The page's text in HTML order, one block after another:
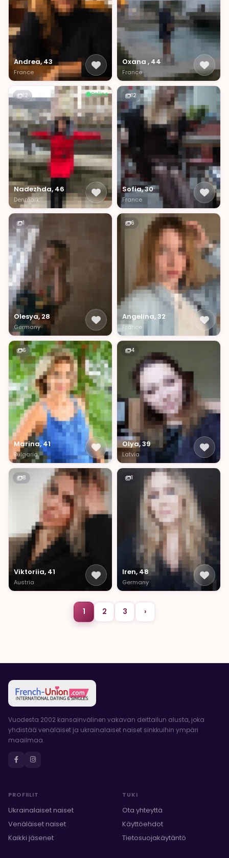
Andrea, 43
France
Oxana , 44
France
12 Online
Nadezhda, 46
Denmark
12
Sofia, 30
France
1
Olesya, 28
Germany
6
Angelina, 32
France
6
Marina, 41
Bulgaria
4
Olya, 39
Latvia
8
Viktoriia, 41
Austria
1
Iren, 48
Germany
1 2 3 ›
Vuodesta 2002 kansainvälinen vakavan deittailun alusta, joka
yhdistää venäläiset ja ukrainalaiset naiset sinkkuihin ympäri
maailmaa.
PROFIILIT
Ukrainalaiset naiset
Venäläiset naiset
Kaikki jäsenet
TUKI
Ota yhteyttä
Käyttöehdot
Tietosuojakäytäntö